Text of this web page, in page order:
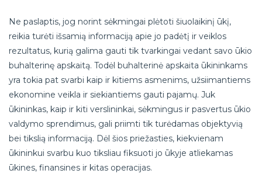
Ne paslaptis, jog norint sėkmingai plėtoti šiuolaikinį ūkį,
reikia turėti išsamią informaciją apie jo padėtį ir veiklos
rezultatus, kurią galima gauti tik tvarkingai vedant savo ūkio
buhalterinę apskaitą. Todėl buhalterinė apskaita ūkininkams
yra tokia pat svarbi kaip ir kitiems asmenims, užsiimantiems
ekonomine veikla ir siekiantiems gauti pajamų. Juk
ūkininkas, kaip ir kiti verslininkai, sėkmingus ir pasvertus ūkio
valdymo sprendimus, gali priimti tik turėdamas objektyvią
bei tikslią informaciją. Dėl šios priežasties, kiekvienam
ūkininkui svarbu kuo tiksliau fiksuoti jo ūkyje atliekamas
ūkines, finansines ir kitas operacijas.